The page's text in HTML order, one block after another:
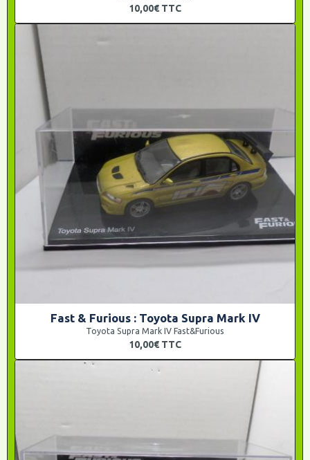
10,00€ TTC
Fast & Furious : Toyota Supra Mark IV
Toyota Supra Mark IV Fast&Furious
10,00€ TTC